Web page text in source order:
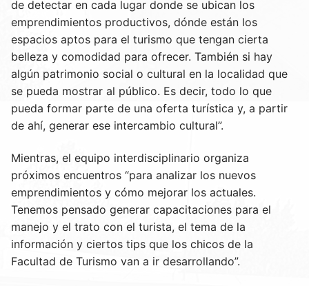
de detectar en cada lugar donde se ubican los
emprendimientos productivos, dónde están los
espacios aptos para el turismo que tengan cierta
belleza y comodidad para ofrecer. También si hay
algún patrimonio social o cultural en la localidad que
se pueda mostrar al público. Es decir, todo lo que
pueda formar parte de una oferta turística y, a partir
de ahí, generar ese intercambio cultural”.
Mientras, el equipo interdisciplinario organiza
próximos encuentros “para analizar los nuevos
emprendimientos y cómo mejorar los actuales.
Tenemos pensado generar capacitaciones para el
manejo y el trato con el turista, el tema de la
información y ciertos tips que los chicos de la
Facultad de Turismo van a ir desarrollando”.